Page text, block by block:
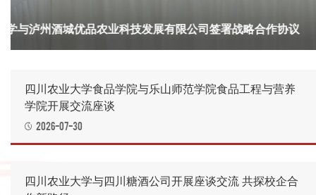
四川农业大学与四川糖酒公司开展座谈交流 共探校企合
四川农业大学食品学院与乐山师范学院食品工程与营养
学院开展交流座谈
2026-07-30
四川农业大学与四川糖酒公司开展座谈交流 共探校企合